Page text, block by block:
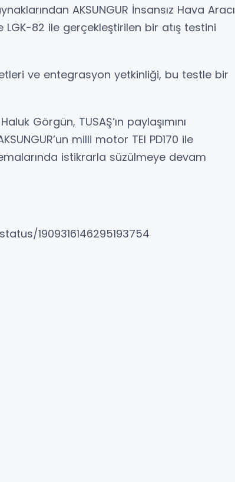
AKSUNGUR İnsansız Hava Aracı
LGK-82 ile gerçekleştirilen bir atış testini
ve entegrasyon yetkinliği, bu testle bir
Görgün, TUSAŞ’ın paylaşımını
milli motor TEI PD170 ile
istikrarla süzülmeye devam
1909316146295193754